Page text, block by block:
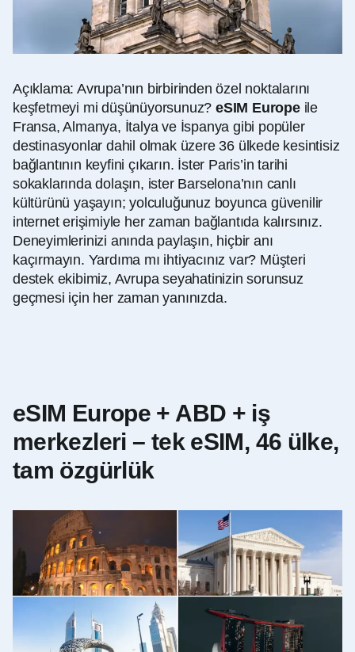
Açıklama: Avrupa’nın birbirinden özel noktalarını
keşfetmeyi mi düşünüyorsunuz?eSIM Europeile
Fransa, Almanya, İtalya ve İspanya gibi popüler
destinasyonlar dahil olmak üzere 36 ülkede kesintisiz
bağlantının keyfini çıkarın. İster Paris’in tarihi
sokaklarında dolaşın, ister Barselona’nın canlı
kültürünü yaşayın; yolculuğunuz boyunca güvenilir
internet erişimiyle her zaman bağlantıda kalırsınız.
Deneyimlerinizi anında paylaşın, hiçbir anı
kaçırmayın. Yardıma mı ihtiyacınız var? Müşteri
destek ekibimiz, Avrupa seyahatinizin sorunsuz
geçmesi için her zaman yanınızda.
eSIM Europe + ABD + iş
merkezleri – tek eSIM, 46 ülke,
tam özgürlük